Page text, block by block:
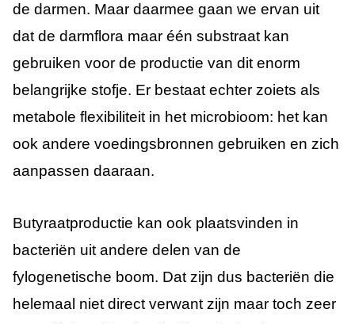
de darmen. Maar daarmee gaan we ervan uit
dat de darmflora maar één substraat kan
gebruiken voor de productie van dit enorm
belangrijke stofje. Er bestaat echter zoiets als
metabole flexibiliteit in het microbioom: het kan
ook andere voedingsbronnen gebruiken en zich
aanpassen daaraan.
Butyraatproductie kan ook plaatsvinden in
bacteriën uit andere delen van de
fylogenetische boom. Dat zijn dus bacteriën die
helemaal niet direct verwant zijn maar toch zeer